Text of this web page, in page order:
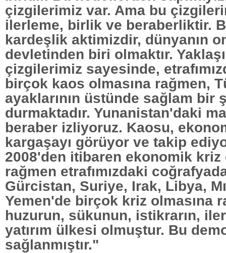
çizgilerimiz var. Ama bu
ilerleme, birlik ve beraberliktir.
kardeşlik aktimizdir, dünyanın
devletinden biri olmaktır.
çizgilerimiz sayesinde,
birçok kaos olmasına rağmen,
ayaklarının üstünde sağlam bir
durmaktadır. Yunanistan'daki
beraber izliyoruz. Kaosu,
kargaşayı görüyor ve takip
2008'den itibaren ekonomik kriz
rağmen etrafımızdaki
Gürcistan, Suriye, Irak, Libya,
Yemen'de birçok kriz olmasına
huzurun, sükunun, istikrarın,
yatırım ülkesi olmuştur. Bu
sağlanmıştır."